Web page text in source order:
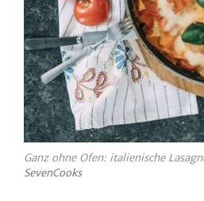
Ganz ohne Ofen: italienische
SevenCooks